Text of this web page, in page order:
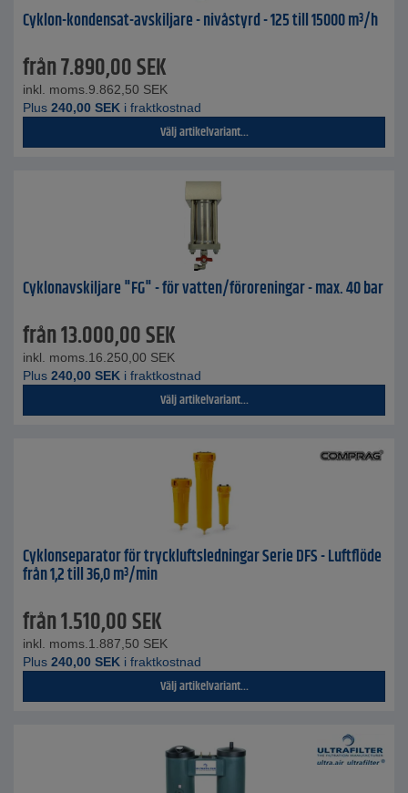
Cyklon-kondensat-avskiljare - nivåstyrd - 125 till 15000 m³/h
från7.890,00SEK
inkl. moms. 9.862,50 SEK
Plus 240,00 SEK i fraktkostnad
Välj artikelvariant...
Cyklonavskiljare "FG" - för vatten/föroreningar - max. 40 bar
från13.000,00SEK
inkl. moms. 16.250,00 SEK
Plus 240,00 SEK i fraktkostnad
Välj artikelvariant...
Cyklonseparator för tryckluftsledningar Serie DFS - Luftflöde
från 1,2 till 36,0 m³/min
från1.510,00SEK
inkl. moms. 1.887,50 SEK
Plus 240,00 SEK i fraktkostnad
Välj artikelvariant...